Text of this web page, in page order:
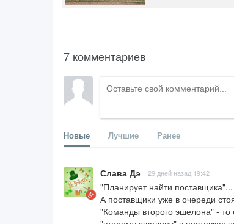
7 комментариев
Новые Лучшие Ранее
Слава Дэ 29 дней назад 19:42
"Планирует найти поставщика"...
А поставщики уже в очереди
"Команды второго эшелона" - то